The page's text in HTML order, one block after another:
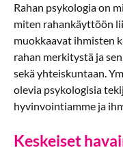
Rahan psykologia on
miten rahankäyttöön
muokkaavat ihmisten
rahan merkitystä ja
sekä yhteiskuntaan.
olevia psykologisia
hyvinvointiamme ja
Keskeiset